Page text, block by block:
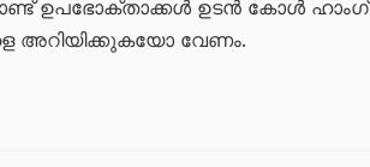
ഉപഭോക്താക്കൾ ഉടൻ കോൾ ഹാംഗ്
അറിയിക്കുകയോ വേണം.